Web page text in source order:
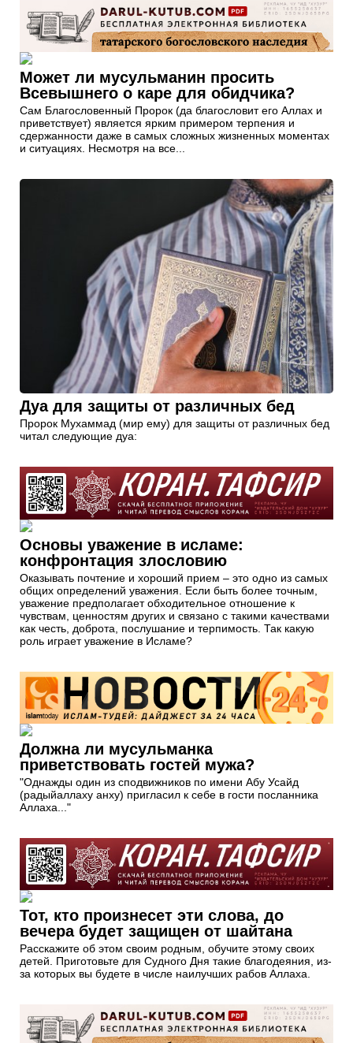
Может ли мусульманин просить
Всевышнего о каре для обидчика?
Сам Благословенный Пророк (да благословит его Аллах и
приветствует) является ярким примером терпения и
сдержанности даже в самых сложных жизненных моментах
и ситуациях. Несмотря на все...
Дуа для защиты от различных бед
Пророк Мухаммад (мир ему) для защиты от различных бед
читал следующие дуа:
Основы уважение в исламе:
конфронтация злословию
Оказывать почтение и хороший прием – это одно из самых
общих определений уважения. Если быть более точным,
уважение предполагает обходительное отношение к
чувствам, ценностям других и связано с такими качествами
как честь, доброта, послушание и терпимость. Так какую
роль играет уважение в Исламе?
Должна ли мусульманка
приветствовать гостей мужа?
"Однажды один из сподвижников по имени Абу Усайд
(радыйаллаху анху) пригласил к себе в гости посланника
Аллаха..."
Тот, кто произнесет эти слова, до
вечера будет защищен от шайтана
Расскажите об этом своим родным, обучите этому своих
детей. Приготовьте для Судного Дня такие благодеяния, из-
за которых вы будете в числе наилучших рабов Аллаха.